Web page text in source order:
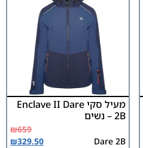
מעיל סקי Enclave II Dare
2B – נשים
Dare 2B
₪659
₪329.50